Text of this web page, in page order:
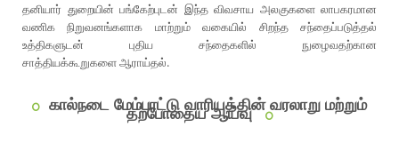
தனியார் துறையின் பங்கேற்புடன் இந்த விவசாய அலகுகளை லாபகரமான
வணிக நிறுவனங்களாக மாற்றும் வகையில் சிறந்த சந்தைப்படுத்தல்
உத்திகளுடன் புதிய சந்தைகளில் நுழைவதற்கான
சாத்தியக்கூறுகளை ஆராய்தல்.
கால்நடை மேம்பாட்டு வாரியத்தின் வரலாறு மற்றும்
தற்போதைய ஆய்வு